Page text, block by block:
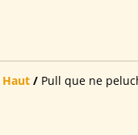
Haut / Pull que ne